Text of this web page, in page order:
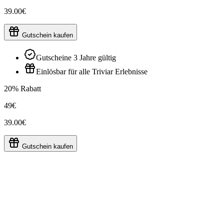
39.00€
Gutschein kaufen
Gutscheine 3 Jahre gültig
Einlösbar für alle Triviar Erlebnisse
20% Rabatt
49€
39.00€
Gutschein kaufen